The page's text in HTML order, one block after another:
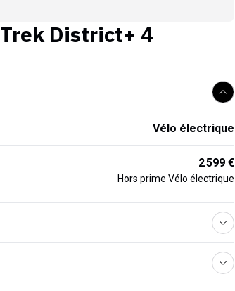
Trek District+ 4
Vélo électrique
2 599 €
Hors prime Vélo électrique